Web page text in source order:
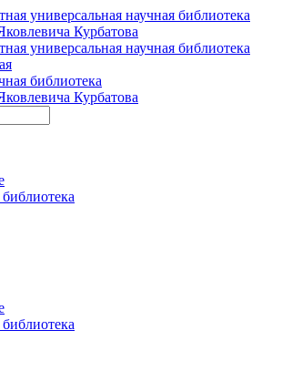
библиотека
Курбатова